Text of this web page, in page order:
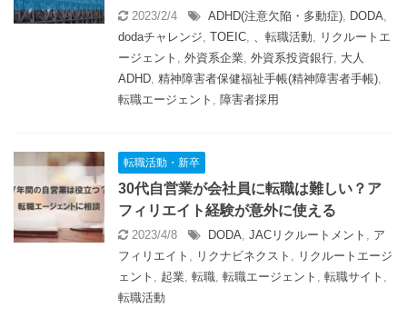
2023/2/4 ADHD(注意欠陥・多動症), DODA,
dodaチャレンジ, TOEIC, 、転職活動, リクルートエ
ージェント , 外資系企業, 外資系投資銀行, 大人
ADHD, 精神障害者保健福祉手帳(精神障害者手帳),
転職エージェント , 障害者採用
転職活動・新卒
30代自営業が会社員に転職は難しい？ア
フィリエイト経験が意外に使える
2023/4/8 DODA, JACリクルートメント , ア
フィリエイト , リクナビネクスト , リクルートエージ
ェント , 起業, 転職, 転職エージェント , 転職サイト ,
転職活動